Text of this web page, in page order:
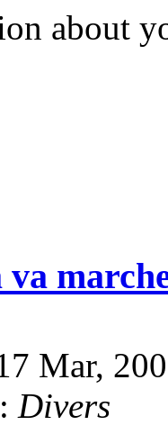
about
va
Mar,
Divers